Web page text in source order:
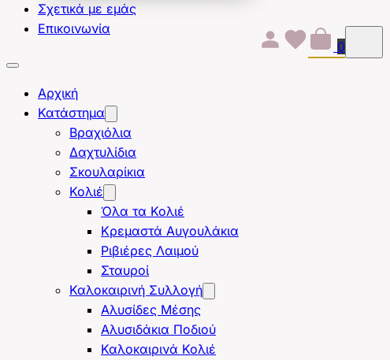
Σχετικά με εμάς
Επικοινωνία
Αρχική
Κατάστημα
Βραχιόλια
Δαχτυλίδια
Σκουλαρίκια
Κολιέ
Όλα τα Κολιέ
Κρεμαστά Αυγουλάκια
Ριβιέρες Λαιμού
Σταυροί
Καλοκαιρινή Συλλογή
Αλυσίδες Μέσης
Αλυσιδάκια Ποδιού
Καλοκαιρινά Κολιέ
0